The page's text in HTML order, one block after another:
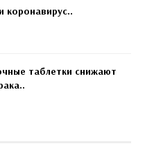
коронавирус..
таблетки снижают